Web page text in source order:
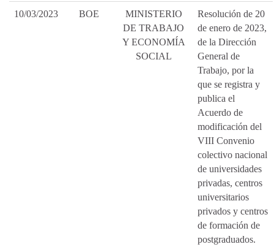
10/03/2023 BOE
MINISTERIO
DE TRABAJO
Y ECONOMÍA
SOCIAL
Resolución de 20
de enero de 2023,
de la Dirección
General de
Trabajo, por la
que se registra y
publica el
Acuerdo de
modificación del
VIII Convenio
colectivo nacional
de universidades
privadas, centros
universitarios
privados y centros
de formación de
postgraduados.